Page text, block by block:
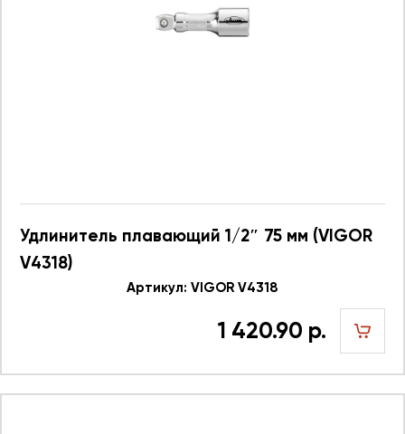
Удлинитель плавающий 1/2″ 75 мм (VIGOR
V4318)
Артикул: VIGOR V4318
1 420.90 р.